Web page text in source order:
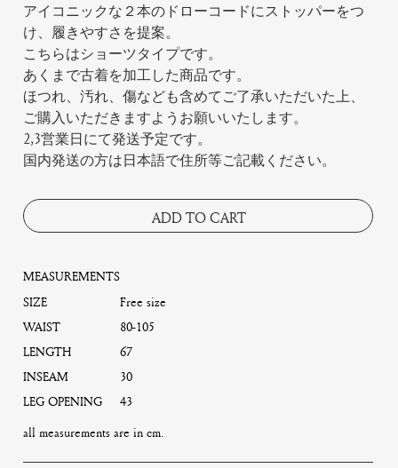
アイコニックな２本のドローコードにストッパーをつ
け、履きやすさを提案。
こちらはショーツタイプです。
あくまで古着を加工した商品です。
ほつれ、汚れ、傷なども含めてご了承いただいた上、
ご購入いただきますようお願いいたします。
2,3営業日にて発送予定です。
国内発送の方は日本語で住所等ご記載ください。
ADD TO CART
MEASUREMENTS
SIZE
Free size
WAIST
80-105
LENGTH
67
INSEAM
30
LEG OPENING
43
all measurements are in cm.